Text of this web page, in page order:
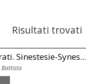
Risultati trovati
Sinestesie-Synes...
Battista